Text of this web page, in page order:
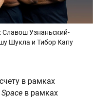
Славош Узнаньский-
Шукла и Тибор Капу
в рамках
в рамках